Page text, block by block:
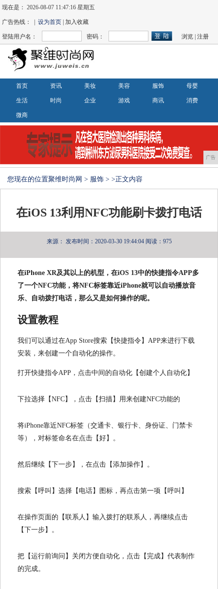
现在是：2026-08-07 11:47:16 星期五
广告热线： |设为首页 | 加入收藏
登陆用户名： 密码： 浏览 |注册
首页 资讯 美妆 美容 服饰 母婴
生活 时尚 企业 游戏 商讯 消费
微商
广告
您现在的位置聚维时尚网 > 服饰 > >正文内容
在iOS 13利用NFC功能刷卡拨打电话
来源： 发布时间：2020-03-30 19:44:04 阅读：975
在iPhone XR及其以上的机型，在iOS 13中的快捷指令APP多
了一个NFC功能，将NFC标签靠近iPhone就可以自动播放音
乐、自动拨打电话，那么又是如何操作的呢。
设置教程
我们可以通过在App Store搜索【快捷指令】APP来进行下载
安装，来创建一个自动化的操作。
打开快捷指令APP，点击中间的自动化【创建个人自动化】
下拉选择【NFC】，点击【扫描】用来创建NFC功能的
将iPhone靠近NFC标签（交通卡、银行卡、身份证、门禁卡
等），对标签命名在点击【好】。
然后继续【下一步】，在点击【添加操作】。
搜索【呼叫】选择【电话】图标，再点击第一项【呼叫】
在操作页面的【联系人】输入拨打的联系人，再继续点击
【下一步】。
把【运行前询问】关闭方便自动化，点击【完成】代表制作
的完成。